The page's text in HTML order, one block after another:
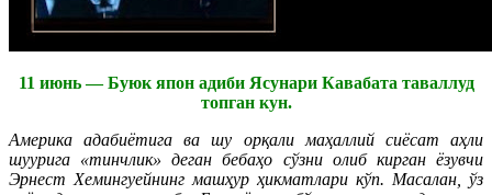
11 июнь — Буюк япон адиби Ясунари Кавабата таваллуд
топган кун.
Америка адабиётига ва шу орқали маҳаллий сиёсат аҳли
шуурига «тинчлик» деган бебаҳо сўзни олиб кирган ёзувчи
Эрнест Хемингуейнинг машҳур ҳикматлари кўп. Масалан, ўз